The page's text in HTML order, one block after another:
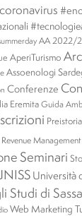
AA 2022/
AperiTurismo
Assoenologi
Conferenze
Eremita Guida
Revenue Management
Seminari
Università
Studi di
Web Marketing